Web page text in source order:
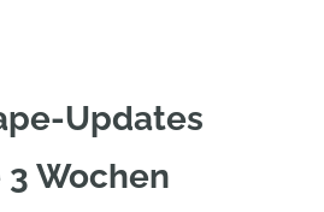
Updates
Wochen